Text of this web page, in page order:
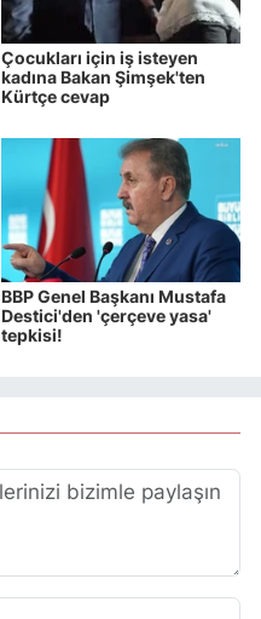
Çocukları için iş isteyen
kadına Bakan Şimşek'ten
Kürtçe cevap
BBP Genel Başkanı Mustafa
Destici'den 'çerçeve yasa'
tepkisi!